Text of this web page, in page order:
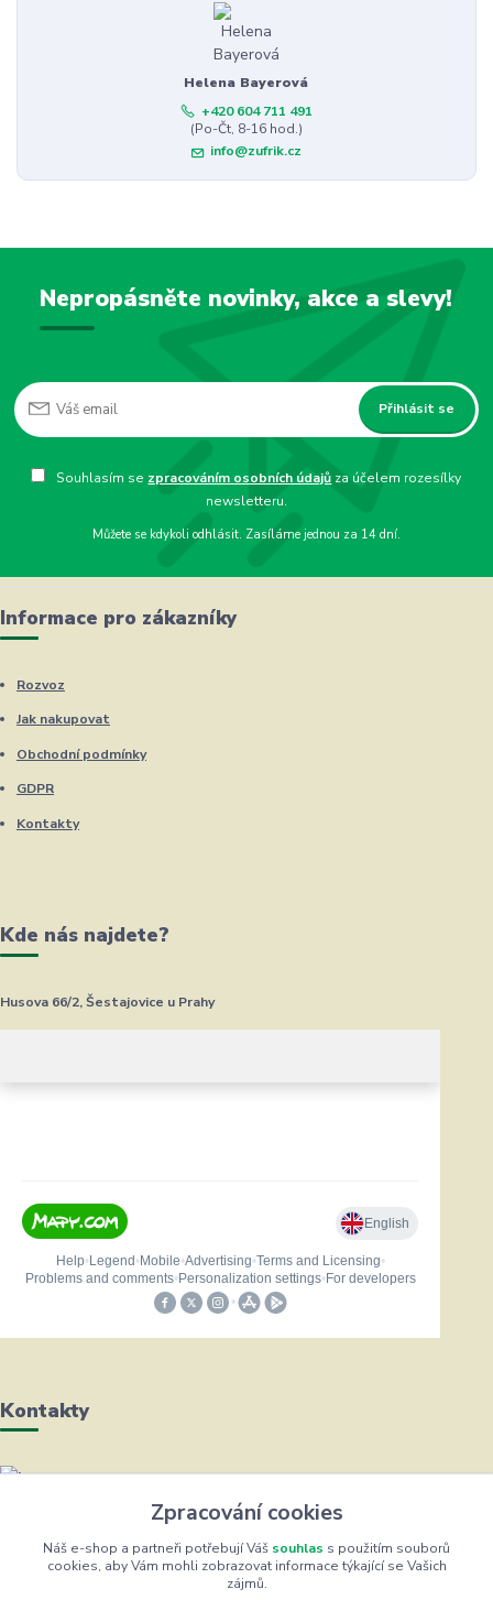
Helena Bayerová
+420 604 711 491
(Po-Čt, 8-16 hod.)
info@zufrik.cz
Nepropásněte novinky, akce a slevy!
Přihlásit se
Souhlasím se zpracováním osobních údajů za účelem rozesílky
newsletteru.
Můžete se kdykoli odhlásit. Zasíláme jednou za 14 dní.
Informace pro zákazníky
Rozvoz
Jak nakupovat
Obchodní podmínky
GDPR
Kontakty
Kde nás najdete?
Husova 66/2, Šestajovice u Prahy
Kontakty
Helena Bayerová
+420 604 711 491
(Po-Čt, 8-16 hod.)
Zpracování cookies
Náš e-shop a partneři potřebují Váš souhlas s použitím souborů
cookies, aby Vám mohli zobrazovat informace týkající se Vašich
zájmů.